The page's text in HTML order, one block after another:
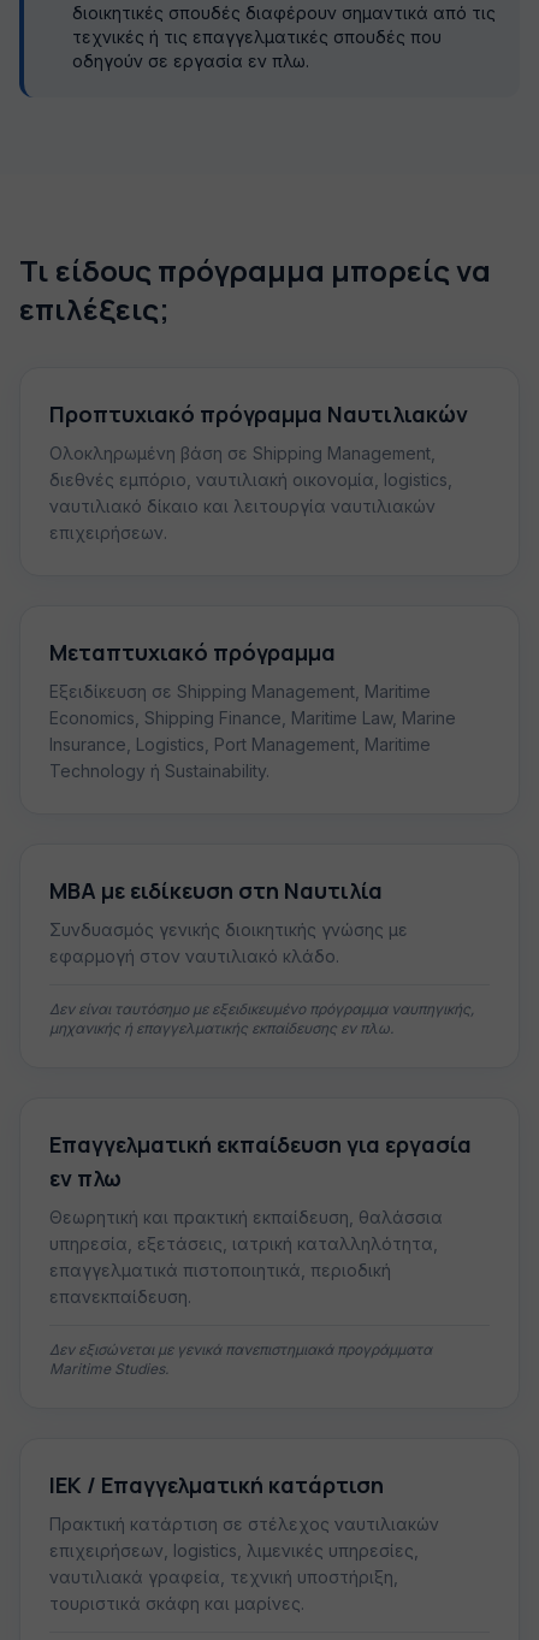
διοικητικές σπουδές διαφέρουν σημαντικά από τις
τεχνικές ή τις επαγγελματικές σπουδές που
οδηγούν σε εργασία εν πλω.
Τι είδους πρόγραμμα μπορείς να
επιλέξεις;
Προπτυχιακό πρόγραμμα Ναυτιλιακών
Ολοκληρωμένη βάση σε Shipping Management,
διεθνές εμπόριο, ναυτιλιακή οικονομία, logistics,
ναυτιλιακό δίκαιο και λειτουργία ναυτιλιακών
επιχειρήσεων.
Μεταπτυχιακό πρόγραμμα
Εξειδίκευση σε Shipping Management, Maritime
Economics, Shipping Finance, Maritime Law, Marine
Insurance, Logistics, Port Management, Maritime
Technology ή Sustainability.
MBA με ειδίκευση στη Ναυτιλία
Συνδυασμός γενικής διοικητικής γνώσης με
εφαρμογή στον ναυτιλιακό κλάδο.
Δεν είναι ταυτόσημο με εξειδικευμένο πρόγραμμα ναυπηγικής,
μηχανικής ή επαγγελματικής εκπαίδευσης εν πλω.
Επαγγελματική εκπαίδευση για εργασία
εν πλω
Θεωρητική και πρακτική εκπαίδευση, θαλάσσια
υπηρεσία, εξετάσεις, ιατρική καταλληλότητα,
επαγγελματικά πιστοποιητικά, περιοδική
επανεκπαίδευση.
Δεν εξισώνεται με γενικά πανεπιστημιακά προγράμματα
Maritime Studies.
ΙΕΚ / Επαγγελματική κατάρτιση
Πρακτική κατάρτιση σε στέλεχος ναυτιλιακών
επιχειρήσεων, logistics, λιμενικές υπηρεσίες,
ναυτιλιακά γραφεία, τεχνική υποστήριξη,
τουριστικά σκάφη και μαρίνες.